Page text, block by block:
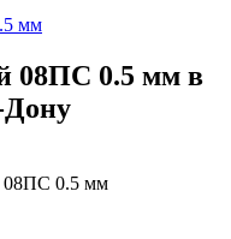
мм
08ПС 0.5 мм в
Дону